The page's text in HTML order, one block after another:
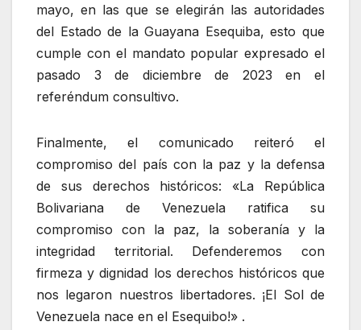
mayo, en las que se elegirán las autoridades
del Estado de la Guayana Esequiba, esto que
cumple con el mandato popular expresado el
pasado 3 de diciembre de 2023 en el
referéndum consultivo.
Finalmente, el comunicado reiteró el
compromiso del país con la paz y la defensa
de sus derechos históricos: «La República
Bolivariana de Venezuela ratifica su
compromiso con la paz, la soberanía y la
integridad territorial. Defenderemos con
firmeza y dignidad los derechos históricos que
nos legaron nuestros libertadores. ¡El Sol de
Venezuela nace en el Esequibo!» .